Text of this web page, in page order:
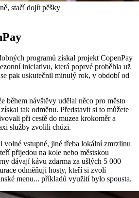
stačí dojít pěšky |
programů získal projekt CopenPay
iniciativu, která poprvé proběhla už
pak uskutečnil minulý rok, v období od
během návštěvy udělal něco pro město
tak odměnu. Představit si to můžete
při cestě do muzea krokoměr a
služby zvolili chůzi.
volné vstupné, jiné třeba lokální zmrzlinu
přijedou na kole nebo městskou
dávají kávu zdarma za ušlých 5 000
odměňují hosty, kteří si zvolí
menu... příkladů využití bylo spousta.